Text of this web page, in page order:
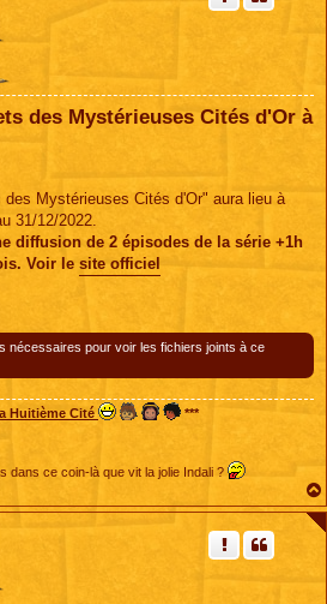
des Mystérieuses Cités d'Or à
Mystérieuses Cités d'Or" aura lieu à
31/12/2022.
diffusion de 2 épisodes de la série +1h
Voir le site officiel
nécessaires pour voir les fichiers joints à ce
Huitième Cité
***
dans ce coin-là que vit la jolie Indali ?